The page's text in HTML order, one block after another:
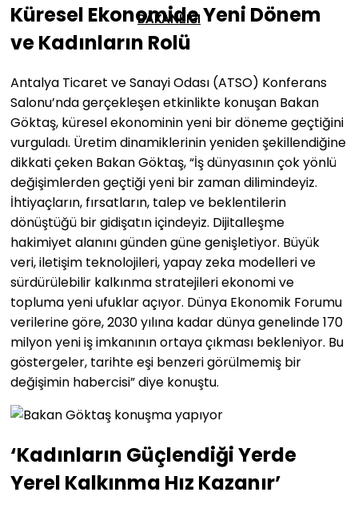
BAKANLIĞI
Küresel Ekonomide Yeni Dönem
ve Kadınların Rolü
Antalya Ticaret ve Sanayi Odası (ATSO) Konferans
Salonu’nda gerçekleşen etkinlikte konuşan Bakan
Göktaş, küresel ekonominin yeni bir döneme geçtiğini
vurguladı. Üretim dinamiklerinin yeniden şekillendiğine
dikkati çeken Bakan Göktaş, “İş dünyasının çok yönlü
değişimlerden geçtiği yeni bir zaman dilimindeyiz.
İhtiyaçların, fırsatların, talep ve beklentilerin
dönüştüğü bir gidişatın içindeyiz. Dijitalleşme
hakimiyet alanını günden güne genişletiyor. Büyük
veri, iletişim teknolojileri, yapay zeka modelleri ve
sürdürülebilir kalkınma stratejileri ekonomi ve
topluma yeni ufuklar açıyor. Dünya Ekonomik Forumu
verilerine göre, 2030 yılına kadar dünya genelinde 170
milyon yeni iş imkanının ortaya çıkması bekleniyor. Bu
göstergeler, tarihte eşi benzeri görülmemiş bir
değişimin habercisi” diye konuştu.
‘Kadınların Güçlendiği Yerde
Yerel Kalkınma Hız Kazanır’